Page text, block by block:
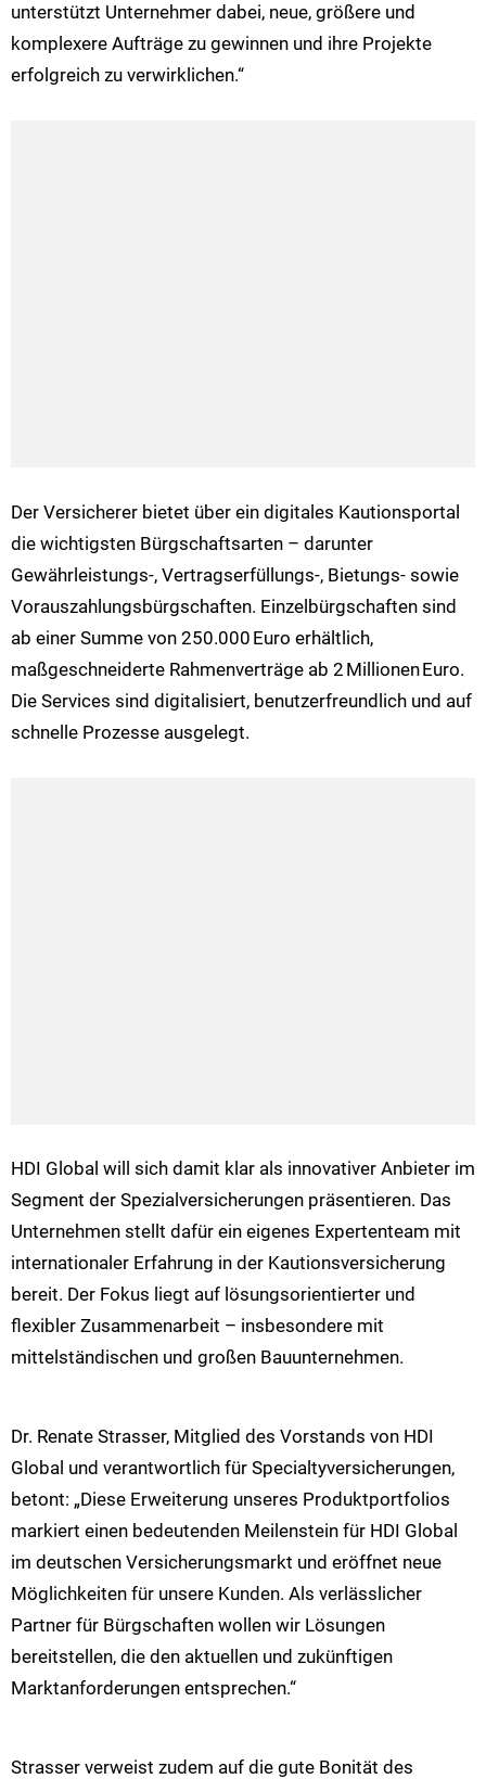
unterstützt Unternehmer dabei, neue, größere und
komplexere Aufträge zu gewinnen und ihre Projekte
erfolgreich zu verwirklichen.“
Der Versicherer bietet über ein digitales Kautionsportal
die wichtigsten Bürgschaftsarten – darunter
Gewährleistungs-, Vertragserfüllungs-, Bietungs- sowie
Vorauszahlungsbürgschaften. Einzelbürgschaften sind
ab einer Summe von 250.000 Euro erhältlich,
maßgeschneiderte Rahmenverträge ab 2 Millionen Euro.
Die Services sind digitalisiert, benutzerfreundlich und auf
schnelle Prozesse ausgelegt.
HDI Global will sich damit klar als innovativer Anbieter im
Segment der Spezialversicherungen präsentieren. Das
Unternehmen stellt dafür ein eigenes Expertenteam mit
internationaler Erfahrung in der Kautionsversicherung
bereit. Der Fokus liegt auf lösungsorientierter und
flexibler Zusammenarbeit – insbesondere mit
mittelständischen und großen Bauunternehmen.
Dr. Renate Strasser, Mitglied des Vorstands von HDI
Global und verantwortlich für Specialtyversicherungen,
betont: „Diese Erweiterung unseres Produktportfolios
markiert einen bedeutenden Meilenstein für HDI Global
im deutschen Versicherungsmarkt und eröffnet neue
Möglichkeiten für unsere Kunden. Als verlässlicher
Partner für Bürgschaften wollen wir Lösungen
bereitstellen, die den aktuellen und zukünftigen
Marktanforderungen entsprechen.“
Strasser verweist zudem auf die gute Bonität des